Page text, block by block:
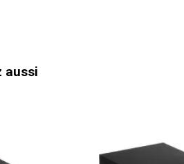
aussi